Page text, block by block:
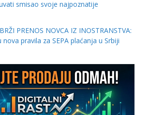
smisao svoje najpoznatije
PRENOS NOVCA IZ INOSTRANSTVA:
pravila za SEPA plaćanja u Srbiji